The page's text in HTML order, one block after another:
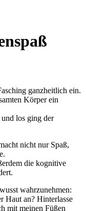
ganzheitlich ein.
Körper ein
los ging der
nicht nur Spaß,
die kognitive
wahrzunehmen:
Haut an? Hinterlasse
mit meinen Füßen